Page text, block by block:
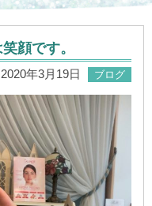
顔です。
2020年3月19日 ブログ